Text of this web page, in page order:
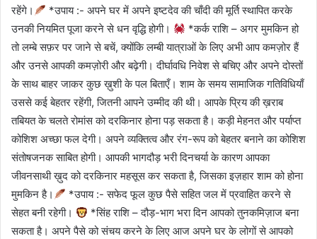
रहेंगे।
*उपाय :- अपने घर में अपने इष्टदेव की चाँदी की मूर्ति स्थापित करके
उनकी नियमित पूजा करने से धन वृद्धि होगी।
*कर्क राशि – अगर मुमकिन हो
तो लम्बे सफ़र पर जाने से बचें, क्योंकि लम्बी यात्राओं के लिए अभी आप कमज़ोर हैं
और उनसे आपकी कमज़ोरी और बढ़ेगी। दीर्घावधि निवेश से बचिए और अपने दोस्तों
के साथ बाहर जाकर कुछ ख़ुशी के पल बिताएँ। शाम के समय सामाजिक गतिविधियाँ
उससे कई बेहतर रहेंगी, जितनी आपने उम्मीद की थी। आपके प्रिय की ख़राब
तबियत के चलते रोमांस को दरकिनार होना पड़ सकता है। कड़ी मेहनत और पर्याप्त
कोशिश अच्छा फल देगी। अपने व्यक्तित्व और रंग-रूप को बेहतर बनाने का कोशिश
संतोषजनक साबित होगी। आपकी भागदौड़ भरी दिनचर्या के कारण आपका
जीवनसाथी ख़ुद को दरकिनार महसूस कर सकता है, जिसका इज़हार शाम को होना
मुमकिन है।
*उपाय :- सफेद फूल कुछ पैसे सहित जल में प्रवाहित करने से
सेहत बनी रहेगी।
*सिंह राशि – दौड़-भाग भरा दिन आपको तुनकमिज़ाज बना
सकता है। अपने पैसे को संचय करने के लिए आज अपने घर के लोगों से आपको